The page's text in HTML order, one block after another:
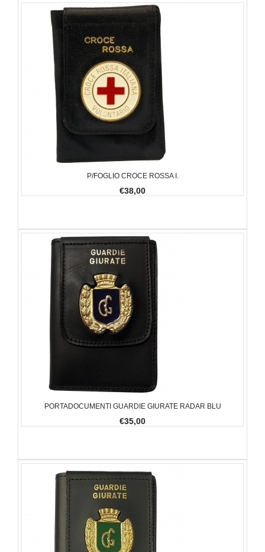
P/FOGLIO CROCE ROSSA I.
€38,00
PORTADOCUMENTI GUARDIE GIURATE RADAR BLU
€35,00